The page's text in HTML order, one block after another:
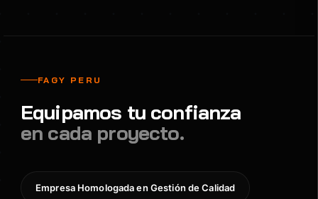
FAGY PERU
Equipamos tu confianza
en cada proyecto.
Empresa Homologada en Gestión de Calidad